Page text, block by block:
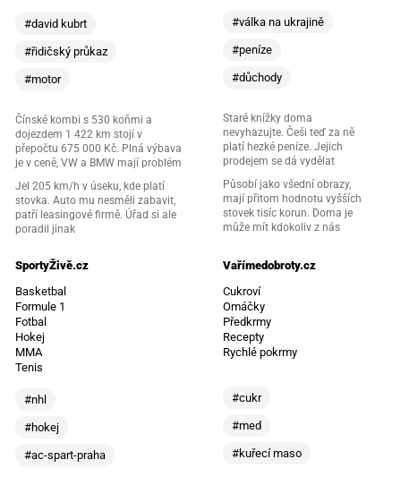
#david kubrt
#řidičský průkaz
#motor
Čínské kombi s 530 koňmi a
dojezdem 1 422 km stojí v
přepočtu 675 000 Kč. Plná výbava
je v ceně, VW a BMW mají problém
Jel 205 km/h v úseku, kde platí
stovka. Auto mu nesměli zabavit,
patří leasingové firmě. Úřad si ale
poradil jinak
#válka na ukrajině
#peníze
#důchody
Staré knížky doma
nevyhazujte. Češi teď za ně
platí hezké peníze. Jejich
prodejem se dá vydělat
Působí jako všední obrazy,
mají přitom hodnotu vyšších
stovek tisíc korun. Doma je
může mít kdokoliv z nás
SportyŽivě.cz
Basketbal
Formule 1
Fotbal
Hokej
MMA
Tenis
#nhl
#hokej
#ac-spart-praha
Vařímedobroty.cz
Cukroví
Omáčky
Předkrmy
Recepty
Rychlé pokrmy
#cukr
#med
#kuřecí maso